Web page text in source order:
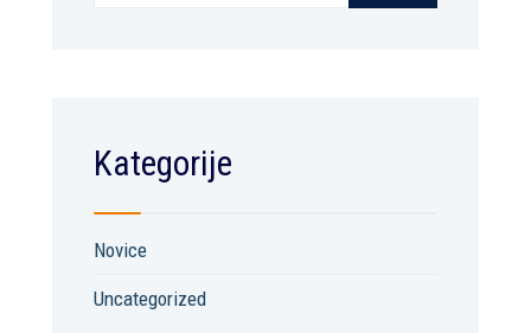
Kategorije
Novice
Uncategorized